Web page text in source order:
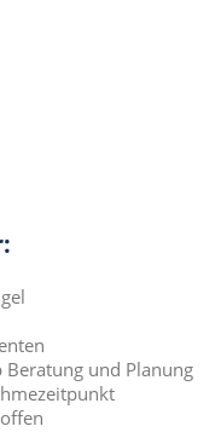
und Planung